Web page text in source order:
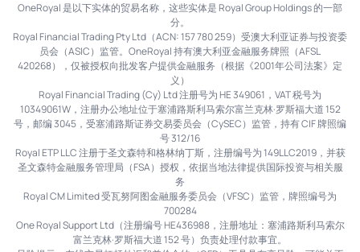
OneRoyal 是以下实体的贸易名称，这些实体是 Royal Group Holdings 的一部
分。
Royal Financial Trading Pty Ltd（ACN: 157 780 259）受澳大利亚证券与投资委
员会（ASIC）监管。OneRoyal 持有澳大利亚金融服务牌照（AFSL
420268），仅被授权向批发客户提供金融服务（根据《2001年公司法案》定
义）
Royal Financial Trading (Cy) Ltd 注册号为 HE 349061，VAT 税号为
10349061W，注册办公地址位于塞浦路斯利马索尔富兰克林·罗斯福大道 152
号，邮编 3045，受塞浦路斯证券交易委员会（CySEC）监管，持有 CIF 牌照编
号 312/16
Royal ETP LLC 注册于圣文森特和格林纳丁斯，注册编号为 149LLC2019，并获
圣文森特金融服务管理局（FSA）授权，依据当地法律提供国际投资与相关服
务
Royal CM Limited 受瓦努阿图金融服务委员会（VFSC）监管，牌照编号为
700284
One Royal Support Ltd（注册编号 HE436988，注册地址：塞浦路斯利马索尔
富兰克林·罗斯福大道 152 号）负责处理付款事宜。